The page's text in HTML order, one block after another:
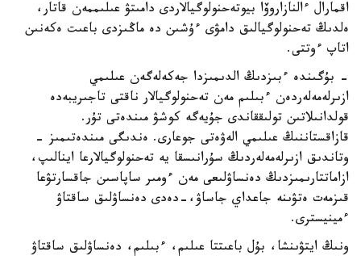
اقمارال ءالنازاروۆا بيوتەحنولوگيالاردى دامىتۋ عىلىممەن قاتار،
ەلدىڭ تەحنولوگيالىق دامۋى ءۇشىن دە ماڭىزدى باعىت ەكەنىن
اتاپ ءوتتى.
- بۇگىندە ءبىزدىڭ الدىمىزدا جەكەلەگەن عىلىمي
ازىرلەمەلەردەن ءبىلىم مەن تەحنولوگيالار ناقتى تاجىريبەدە
قولدانىلاتىن تولىققاندى جۇيەگە كوشۋ مىندەتى تۇر.
قازاقستاننىڭ عىلىمي الەۋەتى جوعارى. ەندىگى مىندەتىمىز -
وتاندىق ازىرلەمەلەردىڭ سۇرانىسقا يە تەحنولوگيالارعا اينالىپ،
ازاماتتارىمىزدىڭ دەنساۋلىعى مەن ءومىر ساپاسىن جاقسارتۋعا
قىزمەت ەتۋىنە جاعداي جاساۋ،-دەدى دەنساۋلىق ساقتاۋ
ءمينيسترى.
ونىڭ ايتۋىنشا، بۇل باعىتتا عىلىم، ءبىلىم، دەنساۋلىق ساقتاۋ